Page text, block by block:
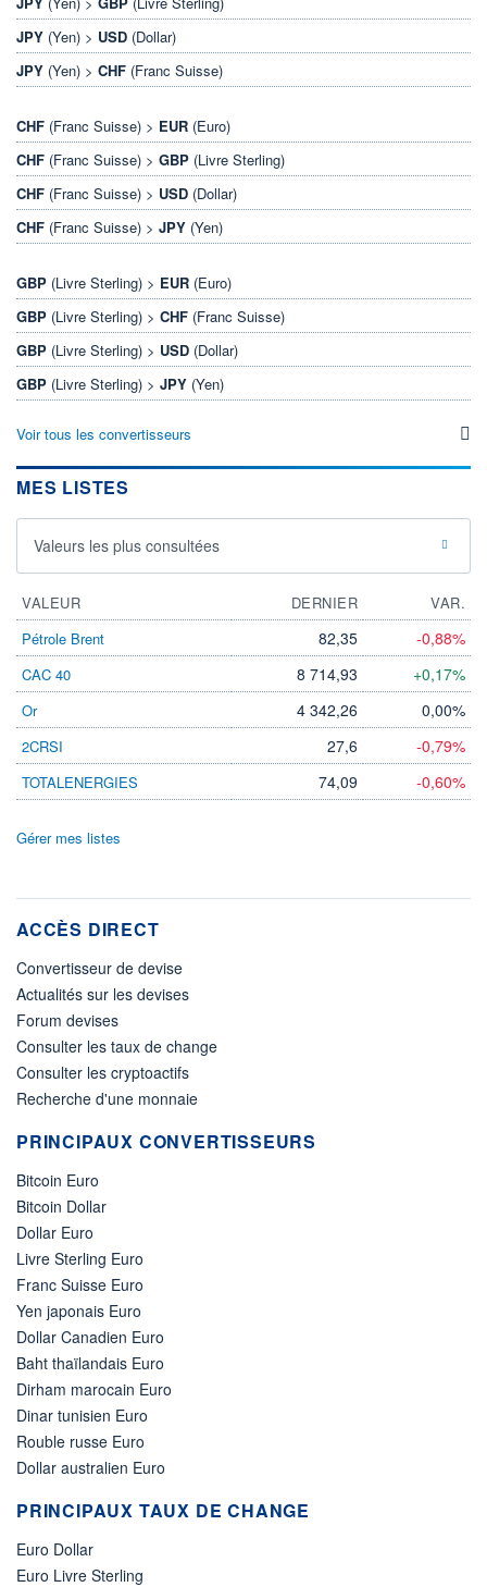
JPY (Yen) > USD (Dollar)
JPY (Yen) > CHF (Franc Suisse)
CHF (Franc Suisse) > EUR (Euro)
CHF (Franc Suisse) > GBP (Livre Sterling)
CHF (Franc Suisse) > USD (Dollar)
CHF (Franc Suisse) > JPY (Yen)
GBP (Livre Sterling) > EUR (Euro)
GBP (Livre Sterling) > CHF (Franc Suisse)
GBP (Livre Sterling) > USD (Dollar)
GBP (Livre Sterling) > JPY (Yen)
Voir tous les convertisseurs
MES LISTES
Valeurs les plus consultées
VALEUR DERNIER
VAR.
Pétrole Brent
82,35 -0,88%
CAC 40 8 714,93 +0,17%
Or 4 342,26 0,00%
2CRSI 27,6 -0,79%
TOTALENERGIES 74,09 -0,60%
Gérer mes listes
ACCÈS DIRECT
Convertisseur de devise
Actualités sur les devises
Forum devises
Consulter les taux de change
Consulter les cryptoactifs
Recherche d'une monnaie
PRINCIPAUX CONVERTISSEURS
Bitcoin Euro
Bitcoin Dollar
Dollar Euro
Livre Sterling Euro
Franc Suisse Euro
Yen japonais Euro
Dollar Canadien Euro
Baht thaïlandais Euro
Dirham marocain Euro
Dinar tunisien Euro
Rouble russe Euro
Dollar australien Euro
PRINCIPAUX TAUX DE CHANGE
Euro Dollar
Euro Livre Sterling